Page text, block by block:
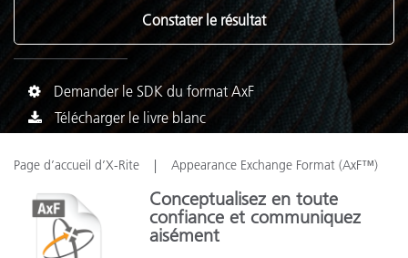
Constater le résultat
Demander le SDK du format AxF
Télécharger le livre blanc
Page d’accueil d’X-Rite Appearance Exchange Format (AxF™)
Conceptualisez en toute
confiance et communiquez
aisément